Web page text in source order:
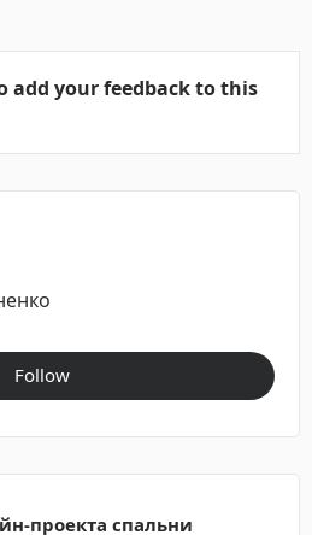
add your feedback to this
Follow
проекта спальни